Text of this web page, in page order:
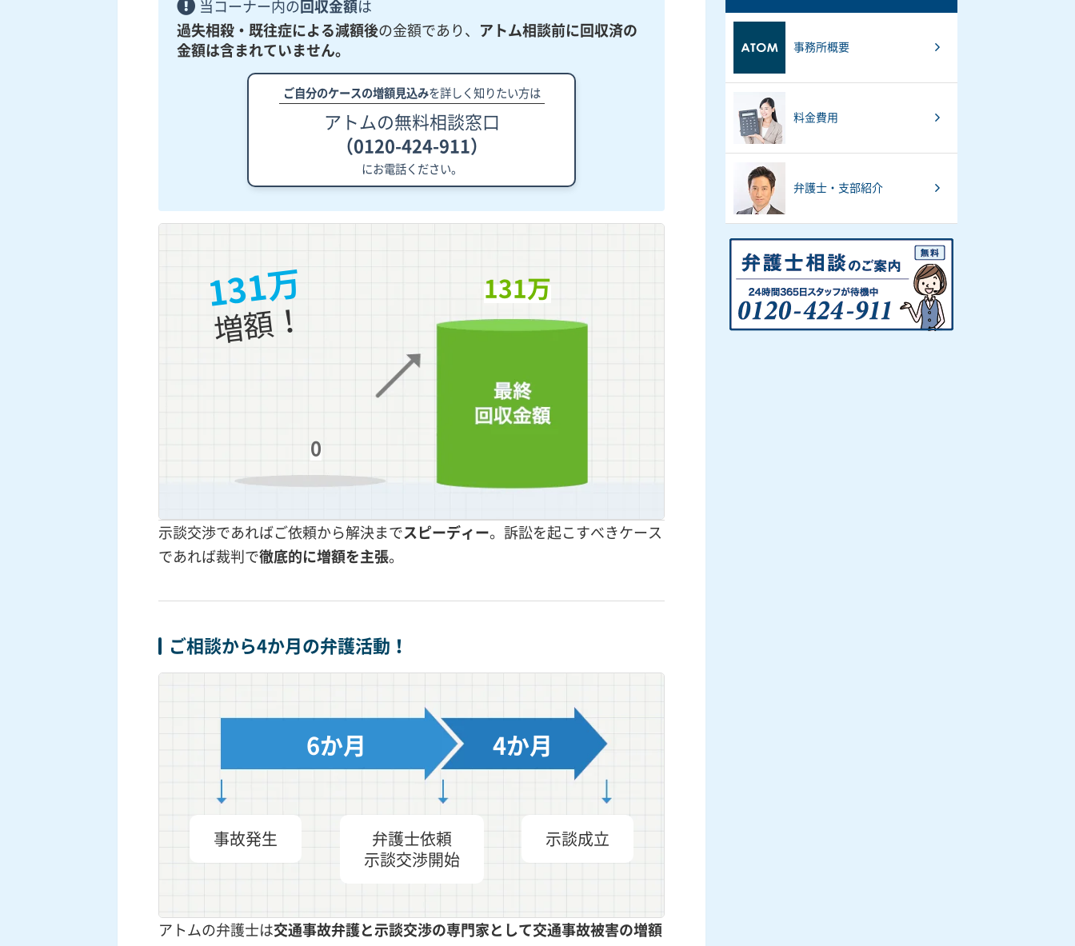
当コーナー内の 回収金額は
過失相殺・既往症による減額後の金額であり、
アトム相談前に回収済の
金額は含まれていません。
ご自分のケースの増額見込みを詳しく知りたい方は
アトムの無料相談窓口
（0120-424-911）
にお電話ください。
131万
増額！
0
131万
示談交渉であればご依頼から解決まで スピーディー。訴訟を起こすべきケース
であれば裁判で徹底的に増額を主張。
ご相談から4か月の弁護活動！
6か月 4か月
事故発生
弁護士依頼
示談交渉開始
示談成立
アトムの弁護士は交通事故弁護と 示談交渉の専門家として交通事故被害の増額
事務所概要
料金費用
弁護士・支部紹介